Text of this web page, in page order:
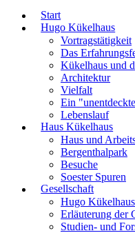
Start
Hugo Kükelhaus
Vortragstätigkeit
Das
Kükelhaus und
Architektur
Vielfalt
Ein
Lebenslauf
Haus Kükelhaus
Haus und
Bergenthalpark
Besuche
Soester Spuren
Gesellschaft
Hugo
Erläuterung der
Studien- und